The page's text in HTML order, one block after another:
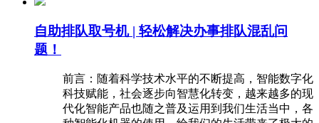
自助排队取号机 | 轻松解决办事排队混乱问
题！
前言：随着科学技术水平的不断提高，智能数字化
科技赋能，社会逐步向智慧化转变，越来越多的现
代化智能产品也随之普及运用到我们生活当中，各